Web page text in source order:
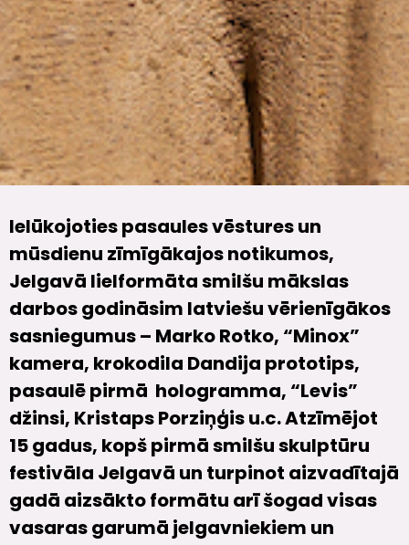
Ielūkojoties pasaules vēstures un
mūsdienu zīmīgākajos notikumos,
Jelgavā lielformāta smilšu mākslas
darbos godināsim latviešu vērienīgākos
sasniegumus – Marko Rotko, “Minox”
kamera, krokodila Dandija prototips,
pasaulē pirmā hologramma, “Levis”
džinsi, Kristaps Porziņģis u.c. Atzīmējot
15 gadus, kopš pirmā smilšu skulptūru
festivāla Jelgavā un turpinot aizvadītajā
gadā aizsākto formātu arī šogad visas
vasaras garumā jelgavniekiem un